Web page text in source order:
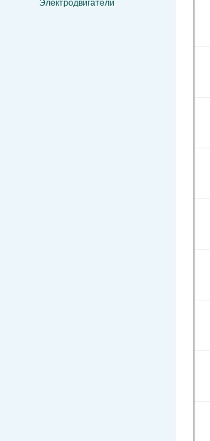
Электродвигатели